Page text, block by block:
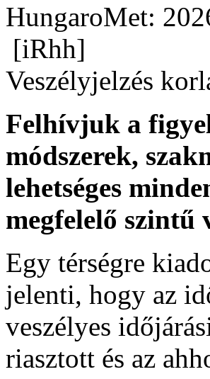
HungaroMet:
[iRhh]
Veszélyjelzés
Felhívjuk a
módszerek,
lehetséges
megfelelő szintű
Egy térségre
jelenti, hogy az
veszélyes
riasztott és az